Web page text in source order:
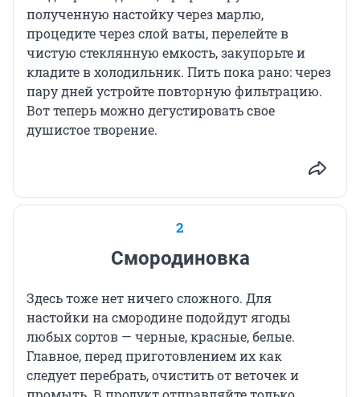
полученную настойку через марлю,
процедите через слой ваты, перелейте в
чистую стеклянную емкость, закупорьте и
кладите в холодильник. Пить пока рано: через
пару дней устройте повторную фильтрацию.
Вот теперь можно дегустировать свое
душистое творение.
2
Смородиновка
Здесь тоже нет ничего сложного. Для
настойки на смородине подойдут ягоды
любых сортов — черные, красные, белые.
Главное, перед приготовлением их как
следует перебрать, очистить от веточек и